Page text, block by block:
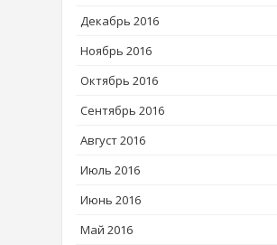
Декабрь 2016
Ноябрь 2016
Октябрь 2016
Сентябрь 2016
Август 2016
Июль 2016
Июнь 2016
Май 2016